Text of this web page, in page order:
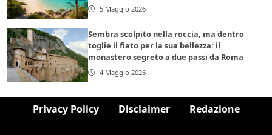
5 Maggio 2026
Sembra scolpito nella roccia, ma dentro
toglie il fiato per la sua bellezza: il
monastero segreto a due passi da Roma
4 Maggio 2026
Privacy Policy Disclaimer Redazione